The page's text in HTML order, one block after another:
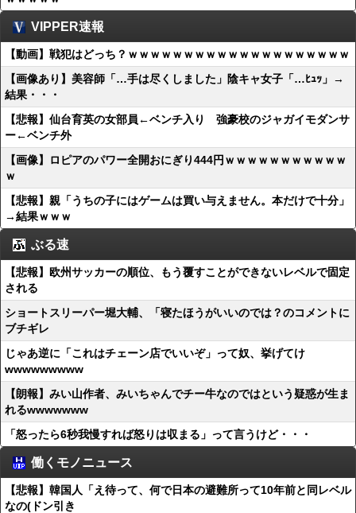
VIPPER速報
【動画】戦犯はどっち？ｗｗｗｗｗｗｗｗｗｗｗｗｗｗｗｗｗｗｗｗ
【画像あり】美容師「…手は尽くしました」陰キャ女子「…ﾋｭｯ」→
結果・・・
【悲報】仙台育英の女部員←ベンチ入り 強豪校のジャガイモダンサ
ー←ベンチ外
【画像】ロピアのパワー全開おにぎり444円ｗｗｗｗｗｗｗｗｗｗｗ
ｗ
【悲報】親「うちの子にはゲームは買い与えません。本だけで十分」
→結果ｗｗｗ
ぶる速
【悲報】欧州サッカーの順位、もう覆すことができないレベルで固定
される
ショートスリーパー堀大輔、「寝たほうがいいのでは？のコメントに
ブチギレ
じゃあ逆に「これはチェーン店でいいぞ」って奴、挙げてけ
wwwwwwwww
【朗報】みい山作者、みいちゃんでチー牛なのではという疑惑が生ま
れるwwwwwww
「怒ったら6秒我慢すれば怒りは収まる」って言うけど・・・
働くモノニュース
【悲報】韓国人「え待って、何で日本の避難所って10年前と同レベル
なの(ドン引き